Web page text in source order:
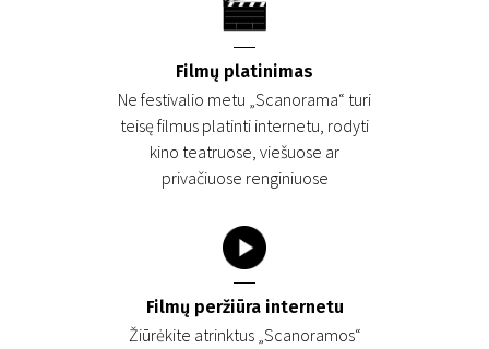
Filmų platinimas
Ne festivalio metu „Scanorama“ turi
teisę filmus platinti internetu, rodyti
kino teatruose, viešuose ar
privačiuose renginiuose
Filmų peržiūra internetu
Žiūrėkite atrinktus „Scanoramos“